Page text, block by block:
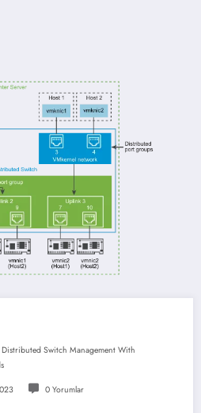
Distributed Switch Management With
0 Yorumlar